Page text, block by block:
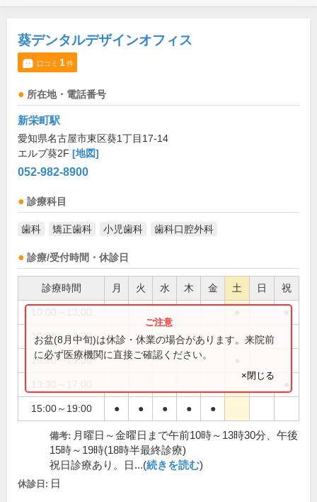
葵デンタルデザインオフィス
口コミ 1件
所在地・電話番号
新栄町駅
愛知県名古屋市東区葵1丁目17-14
エルブ葵2F [地図]
052-982-8900
診療科目
歯科 矯正歯科 小児歯科 歯科口腔外科
診療/受付時間・休診日
診療時間 月 火 水 木 金 土 日 祝
10:00～13:30 ● ● ● ● ●
13:30～15:30
15:00～19:00 ● ● ● ● ●
お盆(8月中旬)は休診・休業の場合があります。来院前
に必ず医療機関に直接ご確認ください。
×閉じる
備考: 月曜日～金曜日まで午前10時～13時30分、午後
15時～19時(18時半最終診療)
祝日診療あり。日...(続きを読む)
休診日: 日